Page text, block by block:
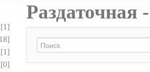
[1]
[1]
[0]
Раздаточная